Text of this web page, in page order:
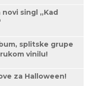
singl „Kad
splitske grupe
vinilu!
za Halloween!